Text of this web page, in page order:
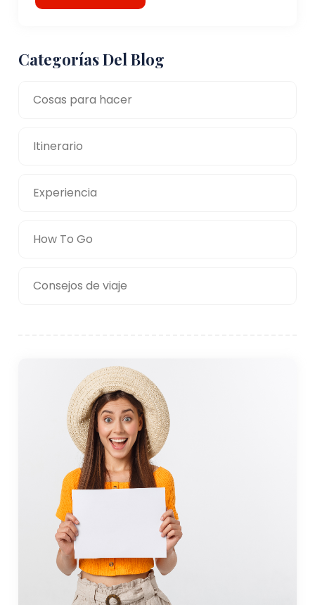
Categorías Del Blog
Cosas para hacer
Itinerario
Experiencia
How To Go
Consejos de viaje